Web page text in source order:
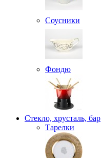
Соусники
Фондю
Стекло, хрусталь, бар
Тарелки